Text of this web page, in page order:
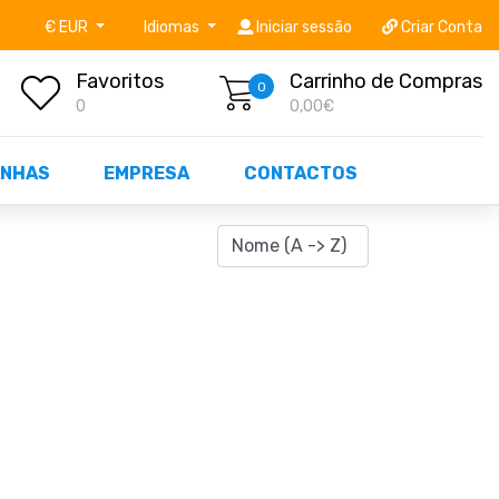
STOCK OFF! Não perca já as centenas de
€ EUR Idiomas Iniciar sessão Criar Conta
Favoritos
0
0 Carrinho de Compras
0,00€
EMPRESA CONTACTOS